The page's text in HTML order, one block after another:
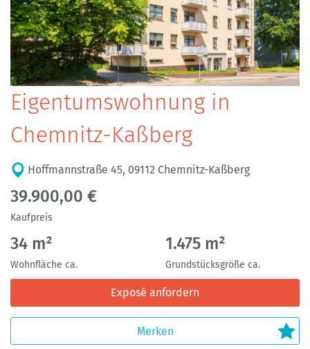
Eigentumswohnung in
Chemnitz-Kaßberg
Hoffmannstraße 45, 09112 Chemnitz-Kaßberg
39.900,00 €
Kaufpreis
34 m²
Wohnfläche ca.
1.475 m²
Grundstücksgröße ca.
Exposé anfordern